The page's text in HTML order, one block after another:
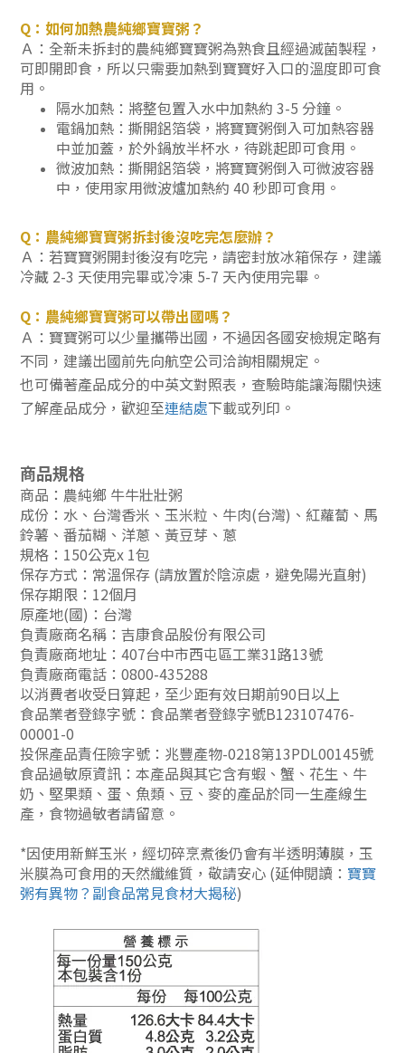
Q：如何加熱農純鄉寶寶粥？
Ａ：全新未拆封的農純鄉寶寶粥為熟食且經過滅菌製程，
可即開即食，所以只需要加熱到寶寶好入口的溫度即可食
用。
隔水加熱：將整包置入水中加熱約 3-5 分鐘。
電鍋加熱：撕開鋁箔袋，將寶寶粥倒入可加熱容器
中並加蓋，於外鍋放半杯水，待跳起即可食用。
微波加熱：撕開鋁箔袋，將寶寶粥倒入可微波容器
中，使用家用微波爐加熱約 40 秒即可食用。
Q：農純鄉寶寶粥拆封後沒吃完怎麼辦？
Ａ：若寶寶粥開封後沒有吃完，請密封放冰箱保存，建議
冷藏 2-3 天使用完畢或冷凍 5-7 天內使用完畢。
Q：農純鄉寶寶粥可以帶出國嗎？
Ａ： 寶寶粥可以少量攜帶出國，不過因各國安檢規定略有
不同，建議出國前先向航空公司洽詢相關規定。
也可備著產品成分的中英文對照表，查驗時能讓海關快速
了解產品成分， 歡迎至連結處下載或列印。
商品規格
商品：農純鄉 牛牛壯壯粥
成份：水、台灣香米、玉米粒、牛肉(台灣) 、紅蘿蔔 、馬
鈴薯、番茄糊、洋蔥、黃豆芽、蔥
規格：150公克x 1包
保存方式：常溫保存 (請放置於陰涼處，避免陽光直射)
保存期限：12個月
原產地(國)：台灣
負責廠商名稱：吉康食品股份有限公司
負責廠商地址：407台中市西屯區工業31路13號
負責廠商電話：0800-435288
以消費者收受日算起，至少距有效日期前90日以上
食品業者登錄字號：食品業者登錄字號B123107476-
00001-0
投保產品責任險字號：兆豐產物-0218第13PDL00145號
食品過敏原資訊：本產品與其它含有蝦、蟹、花生、牛
奶、堅果類、蛋、魚類、豆、麥的產品於同一生產線生
產，食物過敏者請留意。
*因使用新鮮玉米，經切碎烹煮後仍會有半透明薄膜，玉
米膜為可食用的天然纖維質，敬請安心 (延伸閱讀： 寶寶
粥有異物？副食品常見食材大揭秘)